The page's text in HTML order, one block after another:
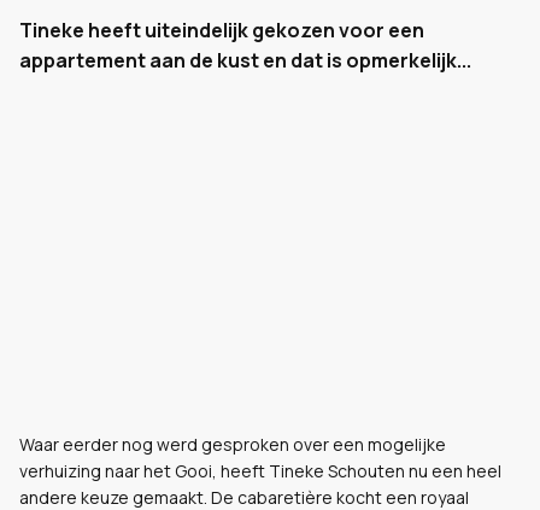
Tineke heeft uiteindelijk gekozen voor een
appartement aan de kust en dat is opmerkelijk...
Waar eerder nog werd gesproken over een mogelijke
verhuizing naar het Gooi, heeft Tineke Schouten nu een heel
andere keuze gemaakt. De cabaretière kocht een royaal